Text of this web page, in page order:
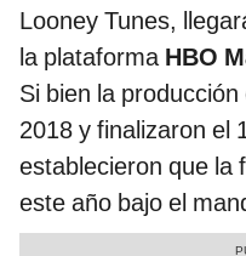
Looney Tunes,
la plataforma HBO
Si bien la
2018 y finalizaron el
establecieron que la
este año bajo el